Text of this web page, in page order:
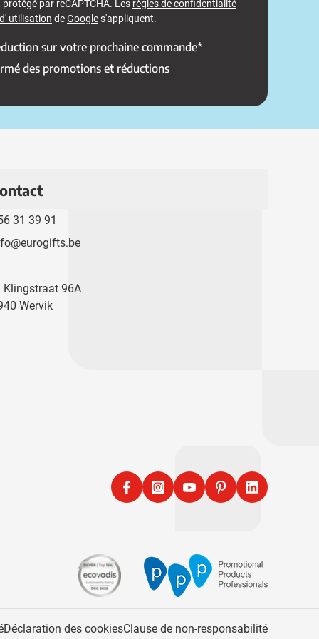
par reCAPTCHA. Les règles de confidentialité
utilisation deGoogles'appliquent.
sur votre prochaine commande*
des promotions et réductions
31 39 91
Klingstraat 96A
Wervik
FacebookInstagramYouTubePinterestLinkedIn
Déclaration des cookiesClause de non-responsabilité